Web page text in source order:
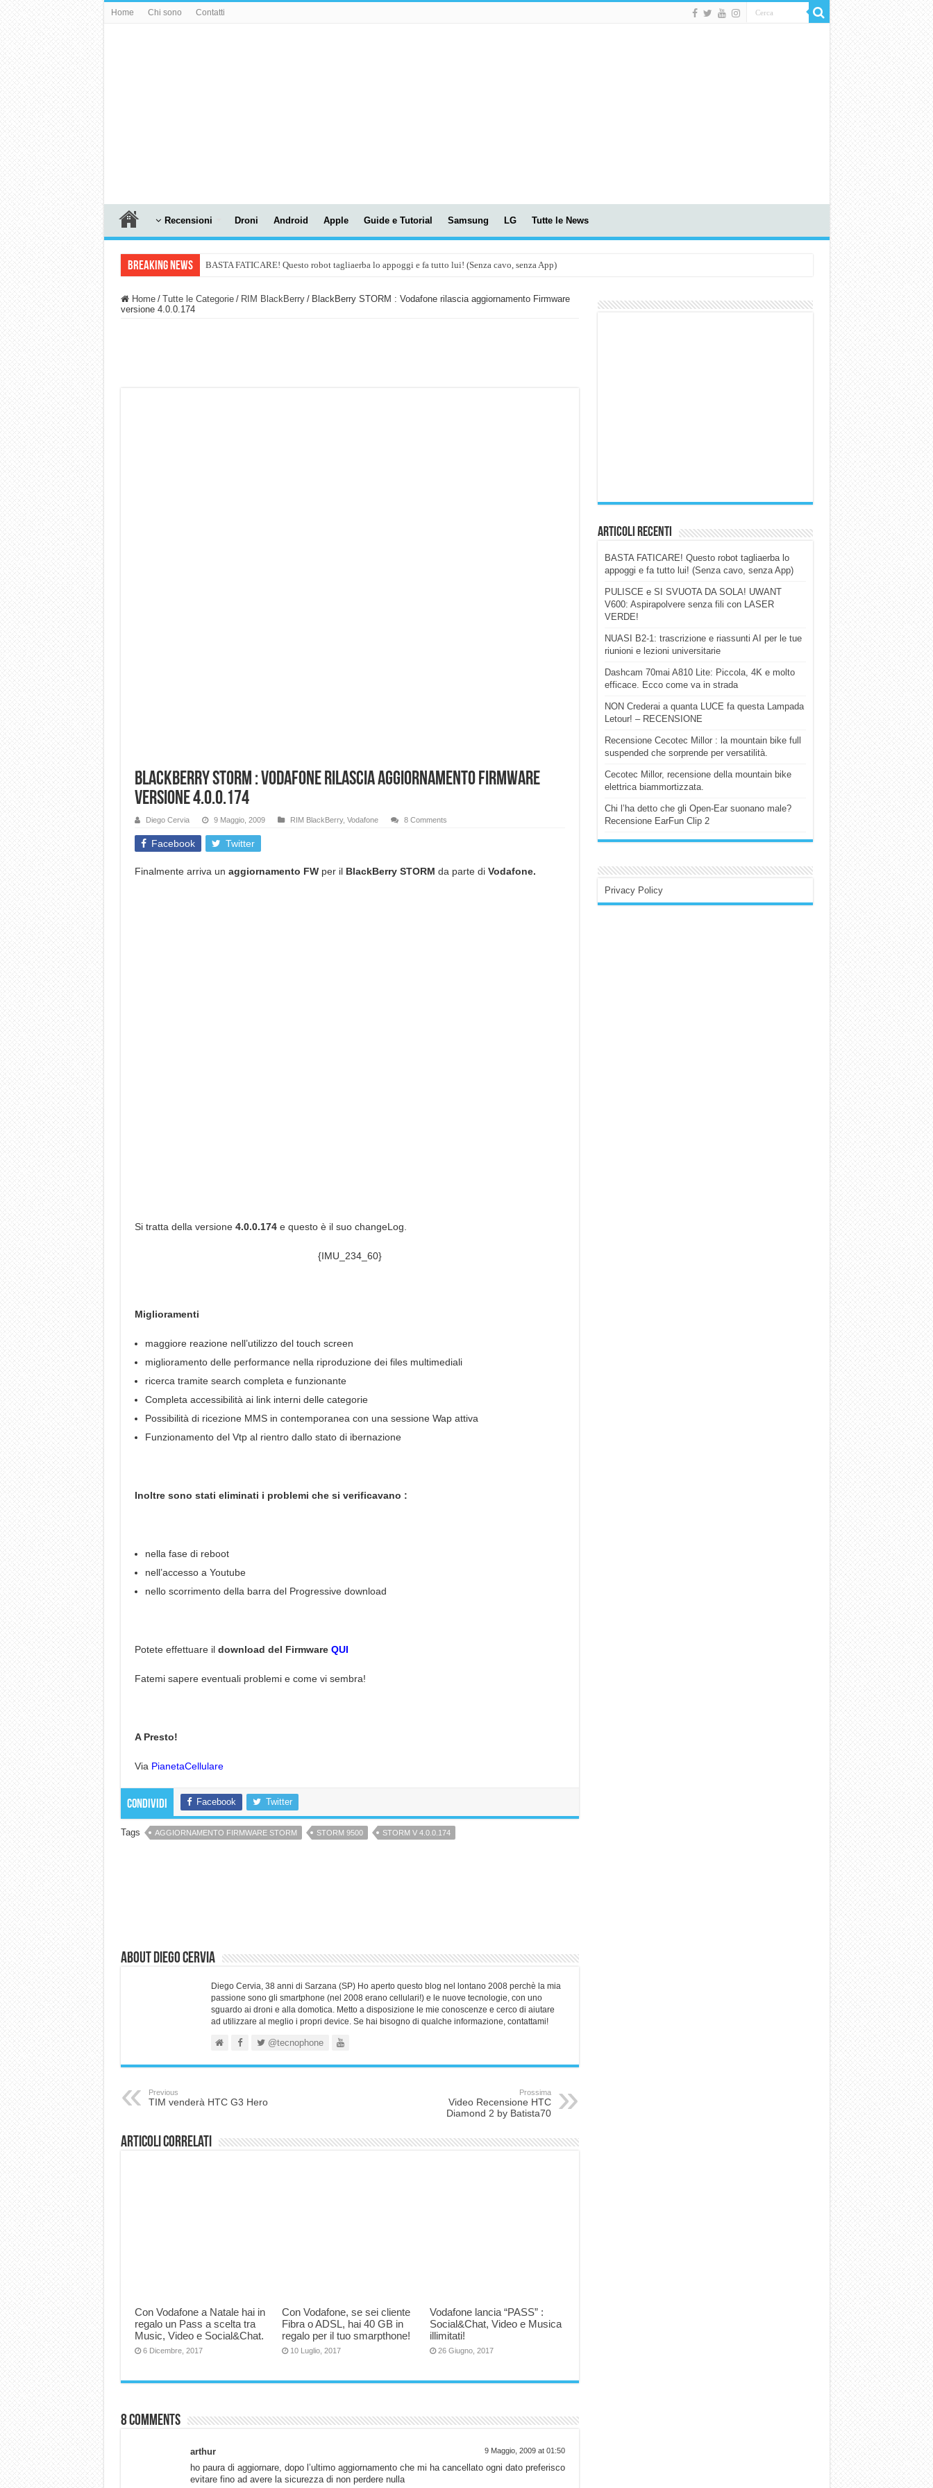
Home Chi sono Contatti
Recensioni Droni Android Apple Guide e Tutorial Samsung LG Tutte le News
Breaking News BASTA FATICARE! Questo robot tagliaerba lo appoggi e fa tutto lui! (Senza cavo, senza App)
Home / Tutte le Categorie / RIM BlackBerry / BlackBerry STORM : Vodafone rilascia aggiornamento Firmware
versione 4.0.0.174
BlackBerry STORM : Vodafone rilascia aggiornamento Firmware
versione 4.0.0.174
Diego Cervia 9 Maggio, 2009 RIM BlackBerry, Vodafone 8 Comments
Facebook Twitter
Finalmente arriva un aggiornamento FW per ilBlackBerry STORM da parte di Vodafone.
Si tratta della versione 4.0.0.174e questo è il suo changeLog.
{IMU_234_60}
Miglioramenti
maggiore reazione nell’utilizzo del touch screen
miglioramento delle performance nella riproduzione dei files multimediali
ricerca tramite search completa e funzionante
Completa accessibilità ai link interni delle categorie
Possibilità di ricezione MMS in contemporanea con una sessione Wap attiva
Funzionamento del Vtp al rientro dallo stato di ibernazione
Inoltre sono stati eliminati i problemi che si verificavano :
nella fase di reboot
nell’accesso a Youtube
nello scorrimento della barra del Progressive download
Potete effettuare il download del Firmware QUI
Fatemi sapere eventuali problemi e come vi sembra!
A Presto!
Via PianetaCellulare
Condividi Facebook Twitter
Tags AGGIORNAMENTO FIRMWARE STORM STORM 9500 STORM V 4.0.0.174
About Diego Cervia
Diego Cervia, 38 anni di Sarzana (SP) Ho aperto questo blog nel lontano 2008 perchè la mia
passione sono gli smartphone (nel 2008 erano cellulari!) e le nuove tecnologie, con uno
sguardo ai droni e alla domotica. Metto a disposizione le mie conoscenze e cerco di aiutare
ad utilizzare al meglio i propri device. Se hai bisogno di qualche informazione, contattami!
@tecnophone
Previous
TIM venderà HTC G3 Hero
Prossima
Video Recensione HTC
Diamond 2 by Batista70
Articoli correlati
Con Vodafone a Natale hai in
regalo un Pass a scelta tra
Music, Video e Social&Chat.
6 Dicembre, 2017
Con Vodafone, se sei cliente
Fibra o ADSL, hai 40 GB in
regalo per il tuo smarpthone!
10 Luglio, 2017
Vodafone lancia “PASS” :
Social&Chat, Video e Musica
illimitati!
26 Giugno, 2017
8 comments
arthur 9 Maggio, 2009 at 01:50
ho paura di aggiornare, dopo l’ultimo aggiornamento che mi ha cancellato ogni dato preferisco
evitare fino ad avere la sicurezza di non perdere nulla
Articoli Recenti
BASTA FATICARE! Questo robot tagliaerba lo
appoggi e fa tutto lui! (Senza cavo, senza App)
PULISCE e SI SVUOTA DA SOLA! UWANT
V600: Aspirapolvere senza fili con LASER
VERDE!
NUASI B2-1: trascrizione e riassunti AI per le tue
riunioni e lezioni universitarie
Dashcam 70mai A810 Lite: Piccola, 4K e molto
efficace. Ecco come va in strada
NON Crederai a quanta LUCE fa questa Lampada
Letour! – RECENSIONE
Recensione Cecotec Millor : la mountain bike full
suspended che sorprende per versatilità.
Cecotec Millor, recensione della mountain bike
elettrica biammortizzata.
Chi l’ha detto che gli Open-Ear suonano male?
Recensione EarFun Clip 2
Privacy Policy